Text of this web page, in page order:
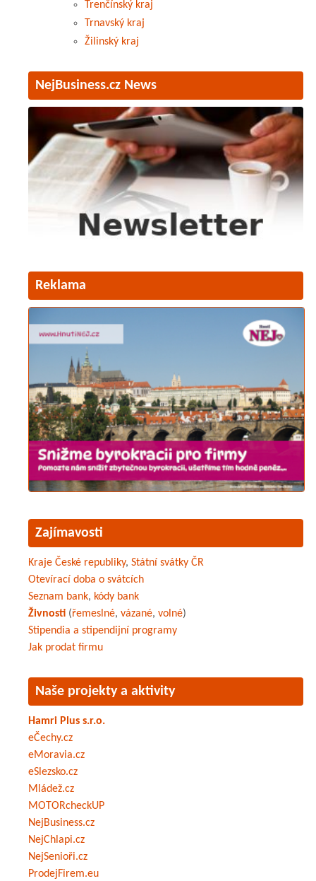
Trenčínský kraj
Trnavský kraj
Žilinský kraj
NejBusiness.cz News
Reklama
Zajímavosti
Kraje České republiky, Státní svátky ČR
Otevírací doba o svátcích
Seznam bank, kódy bank
Živnosti (řemeslné, vázané, volné)
Stipendia a stipendijní programy
Jak prodat firmu
Naše projekty a aktivity
Hamri Plus s.r.o.
eČechy.cz
eMoravia.cz
eSlezsko.cz
Mládež.cz
MOTORcheckUP
NejBusiness.cz
NejChlapi.cz
NejSenioři.cz
ProdejFirem.eu